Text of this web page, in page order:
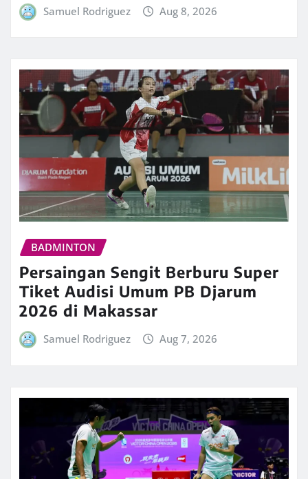
Samuel Rodriguez Aug 8, 2026
BADMINTON
Persaingan Sengit Berburu Super
Tiket Audisi Umum PB Djarum
2026 di Makassar
Samuel Rodriguez Aug 7, 2026